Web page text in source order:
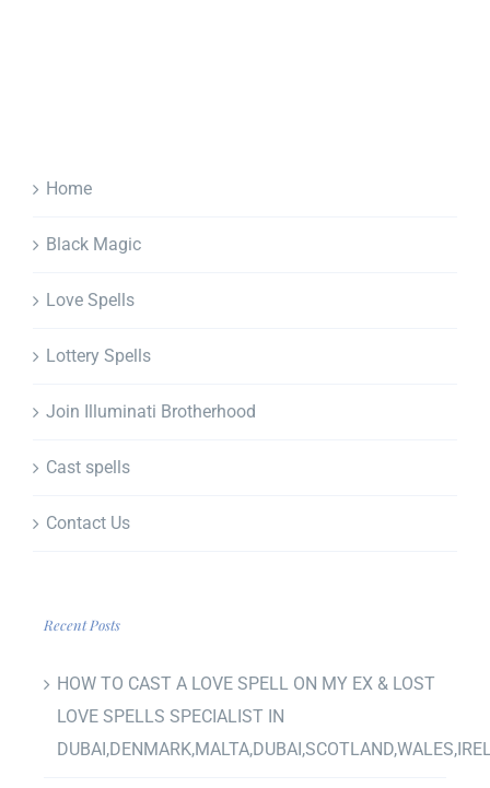
Home
Black Magic
Love Spells
Lottery Spells
Join Illuminati Brotherhood
Cast spells
Contact Us
Recent Posts
HOW TO CAST A LOVE SPELL ON MY EX & LOST
LOVE SPELLS SPECIALIST IN